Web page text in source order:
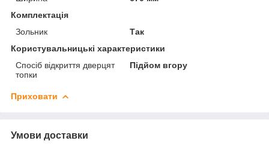
Комплектація
Зольник
Так
Користувальницькі характеристики
Спосіб відкриття дверцят
топки
Підйом вгору
Приховати
Умови доставки